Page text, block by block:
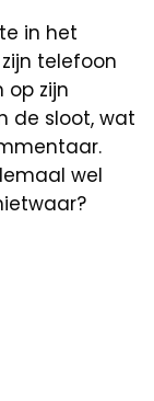
in het
telefoon
zijn
de sloot, wat
wel